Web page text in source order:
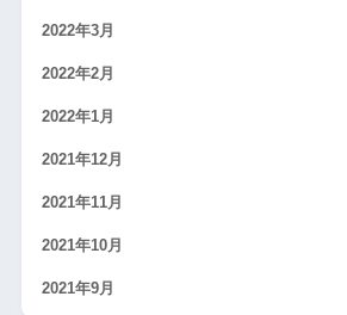
2022年3月
2022年2月
2022年1月
2021年12月
2021年11月
2021年10月
2021年9月